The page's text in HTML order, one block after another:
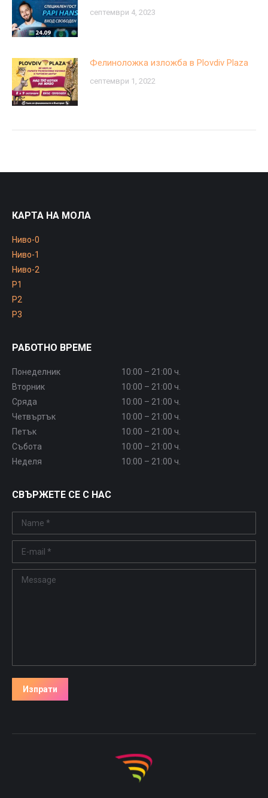
септември 4, 2023
Фелиноложка изложба в Plovdiv Plaza
септември 1, 2022
КАРТА НА МОЛА
Ниво-0
Ниво-1
Ниво-2
P1
P2
P3
РАБОТНО ВРЕМЕ
Понеделник
10:00 – 21:00 ч.
Вторник
10:00 – 21:00 ч.
Сряда
10:00 – 21:00 ч.
Четвъртък
10:00 – 21:00 ч.
Петък
10:00 – 21:00 ч.
Събота
10:00 – 21:00 ч.
Неделя
10:00 – 21:00 ч.
СВЪРЖЕТЕ СЕ С НАС
Name *
E-mail *
Message
Изпрати